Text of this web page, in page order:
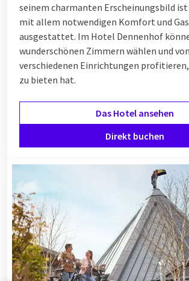
seinem charmanten Erscheinungsbild
mit allem notwendigen Komfort und
ausgestattet. Im Hotel Dennenhof
wunderschönen Zimmern wählen und von
verschiedenen Einrichtungen profitieren,
zu bieten hat.
Das Hotel ansehen
Direkt buchen